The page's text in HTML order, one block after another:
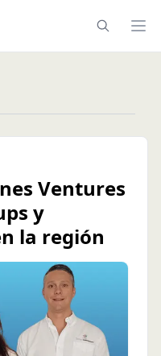
Ventures
y
la región